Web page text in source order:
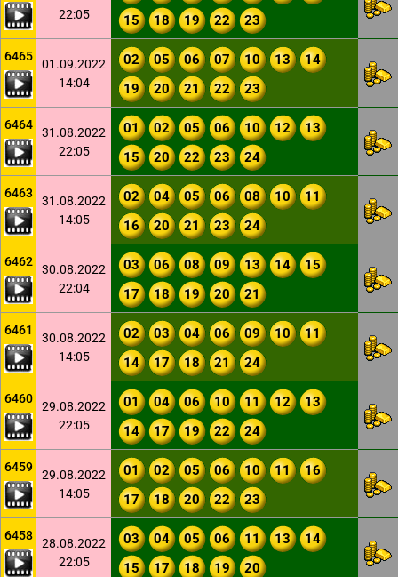
22:05
15
18 19 22 23
6465
01.09.2022
14:04
02 05 06 07 10 13
14
19
20 21 22 23
6464
31.08.2022
22:05
01 02 05 06 10 12
13
15
20 22 23 24
6463
31.08.2022
14:05
02 04 05 06 08 10
11
16
20 21 23 24
6462
30.08.2022
22:04
03 06 08 09 13 14
15
17
18 19 20 21
6461
30.08.2022
14:05
02 03 04 06 09 10
11
14
17 18 21 24
6460
29.08.2022
22:05
01 04 06 10 11 12
13
14
17 19 22 24
6459
29.08.2022
14:05
01 02 05 06 10 11
16
17
18 20 22 23
6458
28.08.2022
22:05
03 04 05 06 11 13
14
15
17 18 19 20